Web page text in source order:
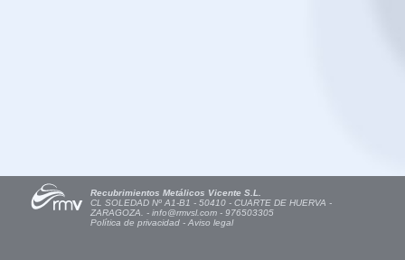
Recubrimientos Metálicos Vicente S.L.
CL SOLEDAD Nº A1-B1 - 50410 - CUARTE DE HUERVA -
ZARAGOZA. - info@rmvsl.com - 976503305
Política de privacidad - Aviso legal